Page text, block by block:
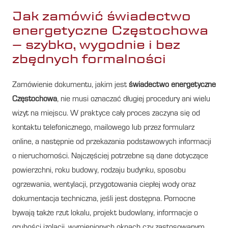
Jak zamówić świadectwo
energetyczne Częstochowa
– szybko, wygodnie i bez
zbędnych formalności
Zamówienie dokumentu, jakim jestświadectwo energetyczne
Częstochowa, nie musi oznaczać długiej procedury ani wielu
wizyt na miejscu. W praktyce cały proces zaczyna się od
kontaktu telefonicznego, mailowego lub przez formularz
online, a następnie od przekazania podstawowych informacji
o nieruchomości. Najczęściej potrzebne są dane dotyczące
powierzchni, roku budowy, rodzaju budynku, sposobu
ogrzewania, wentylacji, przygotowania ciepłej wody oraz
dokumentacja techniczna, jeśli jest dostępna. Pomocne
bywają także rzut lokalu, projekt budowlany, informacje o